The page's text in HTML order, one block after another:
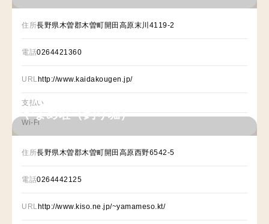
住所長野県木曽郡木曽町開田高原末川4119-2
電話0264421360
URLhttp://www.kaidakougen.jp/
支払い
Wi-Fi
やまめ荘（釣り堀）
住所長野県木曽郡木曽町開田高原西野6542-5
電話0264442125
URLhttp://www.kiso.ne.jp/~yamameso.kt/